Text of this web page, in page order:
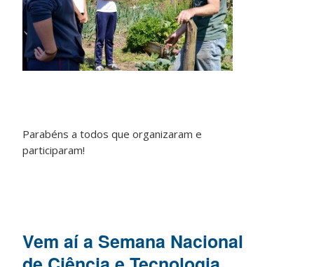
Parabéns a todos que organizaram e
participaram!
Vem aí a Semana Nacional